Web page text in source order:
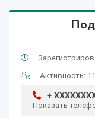
Активность:
+
Показать